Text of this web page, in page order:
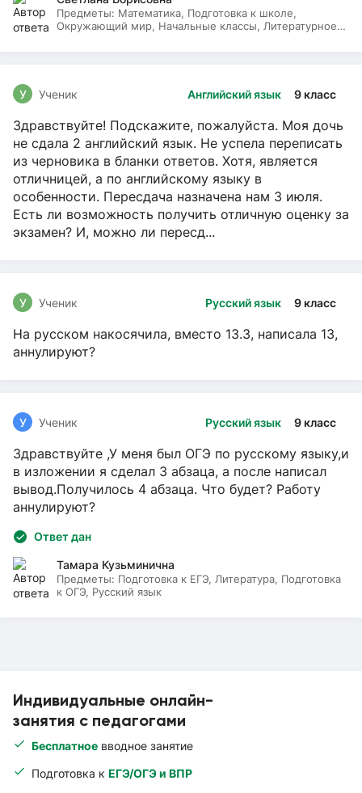
Индивидуальные онлайн-
занятия с педагогами
Бесплатное вводное занятие
Подготовка к ЕГЭ/ОГЭ и ВПР
Предметы: Математика, Подготовка к школе,
Окружающий мир, Начальные классы, Литературное
Английский язык 9 класс
У Ученик
Здравствуйте! Подскажите, пожалуйста. Моя дочь
не сдала 2 английский язык. Не успела переписать
из черновика в бланки ответов. Хотя, является
отличницей, а по английскому языку в
особенности. Пересдача назначена нам 3 июля.
Есть ли возможность получить отличную оценку за
экзамен? И, можно ли пересд...
Русский язык 9 класс
У Ученик
На русском накосячила, вместо 13.3, написала 13,
аннулируют?
Русский язык 9 класс
У Ученик
Здравствуйте ,У меня был ОГЭ по русскому языку,и
в изложении я сделал 3 абзаца, а после написал
вывод.Получилось 4 абзаца. Что будет? Работу
аннулируют?
Ответ дан
Тамара Кузьминична
Предметы: Подготовка к ЕГЭ, Литература, Подготовка
к ОГЭ, Русский язык